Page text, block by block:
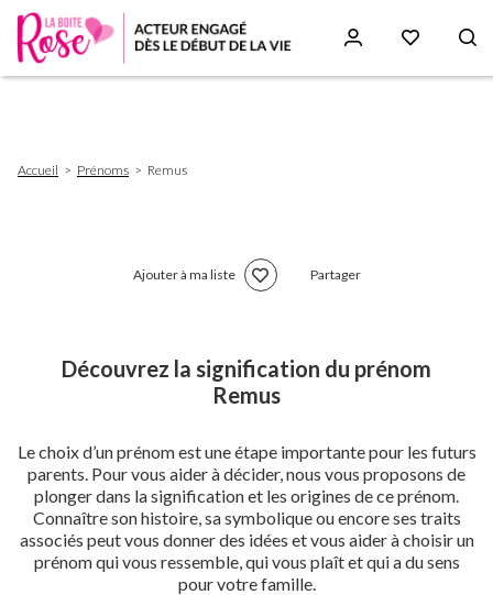
d'Ariane
Accueil Prénoms Remus
Ajouter à ma liste Partager
Découvrez la signification du prénom
Remus
Le choix d’un prénom est une étape importante pour les futurs
parents. Pour vous aider à décider, nous vous proposons de
plonger dans la signification et les origines de ce prénom.
Connaître son histoire, sa symbolique ou encore ses traits
associés peut vous donner des idées et vous aider à choisir un
prénom qui vous ressemble, qui vous plaît et qui a du sens
pour votre famille.